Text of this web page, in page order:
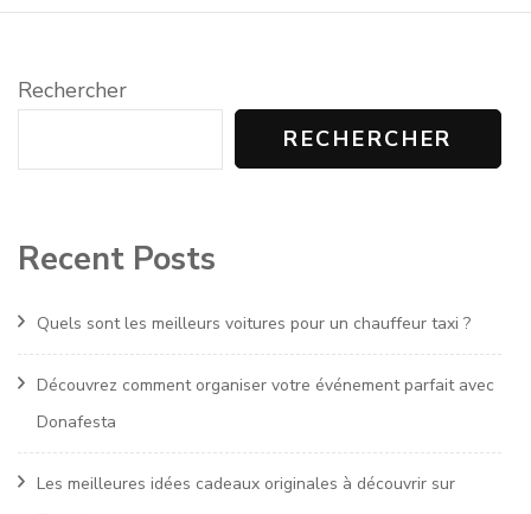
Rechercher
RECHERCHER
Recent Posts
Quels sont les meilleurs voitures pour un chauffeur taxi ?
Découvrez comment organiser votre événement parfait avec
Donafesta
Les meilleures idées cadeaux originales à découvrir sur